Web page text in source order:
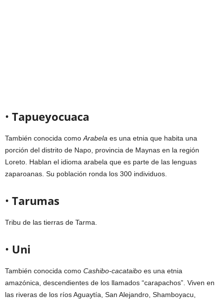
• Tapueyocuaca
También conocida como Arabela es una etnia que habita una
porción del distrito de Napo, provincia de Maynas en la región
Loreto. Hablan el idioma arabela que es parte de las lenguas
zaparoanas. Su población ronda los 300 individuos.
• Tarumas
Tribu de las tierras de Tarma.
• Uni
También conocida como Cashibo-cacataibo es una etnia
amazónica, descendientes de los llamados “carapachos”. Viven en
las riveras de los ríos Aguaytía, San Alejandro, Shamboyacu,